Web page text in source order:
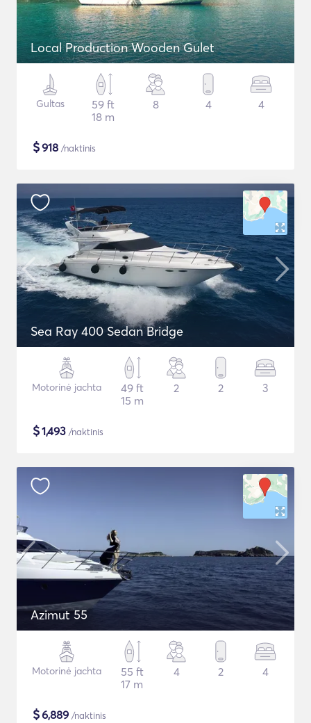
Local Production Wooden Gulet
Gultas
59 ft
18 m
8 4 4
$918 /naktinis
Sea Ray 400 Sedan Bridge
Motorinė jachta
49 ft
15 m
2 2 3
$1,493 /naktinis
Azimut 55
Motorinė jachta
55 ft
17 m
4 2 4
$6,889 /naktinis